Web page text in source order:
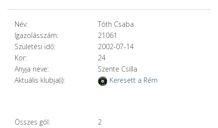
Név:
Tóth Csaba
Igazolásszám:
21061
Születési idő:
2002-07-14
Kor:
24
Anyja neve:
Szente Csilla
Aktuális klubja(i):
Keresett a Rém
Összes gól:
2